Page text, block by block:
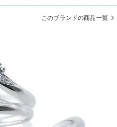
このブランドの商品一覧